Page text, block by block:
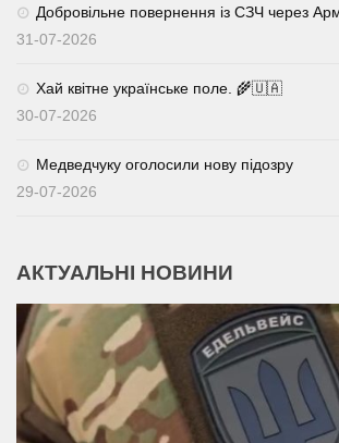
Добровільне повернення із СЗЧ через
31-07-2026
Хай квітне українське поле. 🌾🇺🇦
30-07-2026
Медведчуку оголосили нову підозру
29-07-2026
АКТУАЛЬНІ НОВИНИ